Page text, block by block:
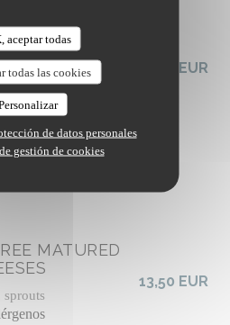
aceptar todas
todas las cookies
de datos personales
gestión de cookies
GREEN
chili oil, cashew
19,50 EUR
MATURED
13,50 EUR